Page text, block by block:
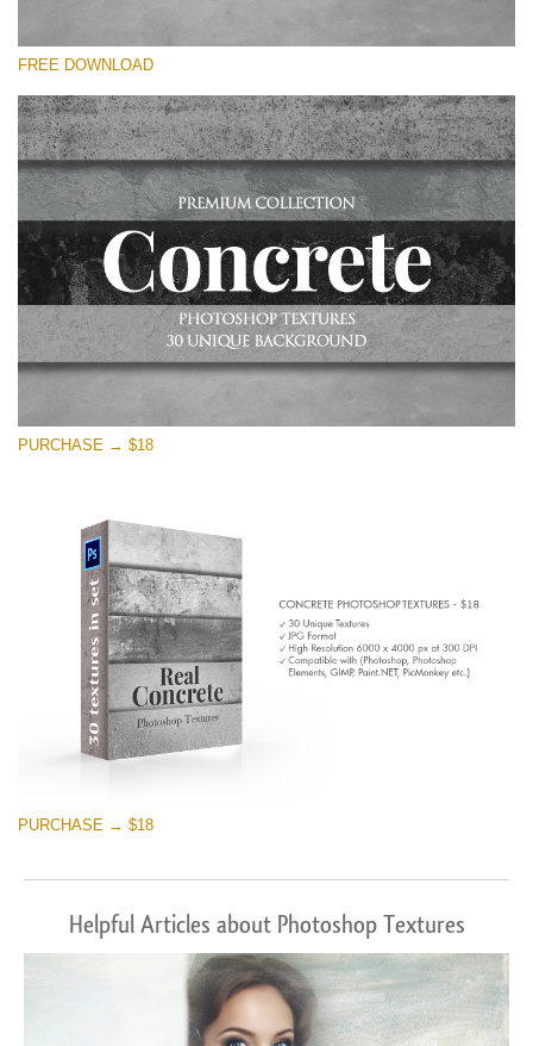
Por favor selecione
Small 800*533px
Concrete Textures
(30 Overlays)
Large 6000*4000px
Entire Collection
(1783 Overlays)
Large 6000*4000px
Download Grátis
FREE DOWNLOAD
PURCHASE → $18
PURCHASE → $18
Helpful Articles about Photoshop Textures